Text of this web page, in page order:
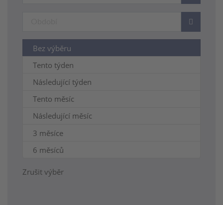
Bez výběru
Tento týden
Následující týden
Tento měsíc
Následující měsíc
3 měsíce
6 měsíců
Zrušit výběr